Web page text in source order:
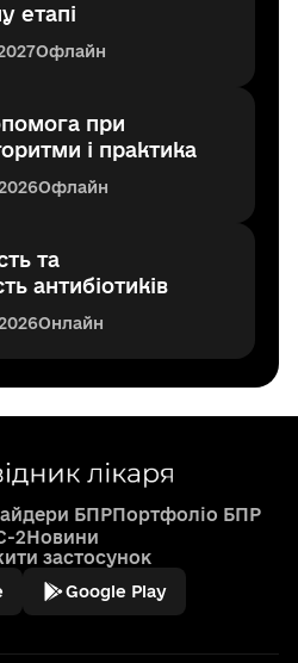
етапі
Офлайн
при
і практика
Офлайн
та
антибіотиків
Онлайн
БПРПортфоліо БПР
2Новини
застосунок
Google Play